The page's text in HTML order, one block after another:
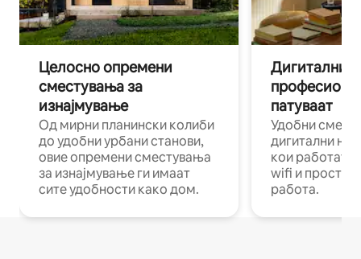
Целосно опремени
сместувања за
изнајмување
Од мирни планински колиби
до удобни урбани станови,
овие опремени сместувања
за изнајмување ги имаат
сите удобности како дом.
Дигитални
патуваат
Удобни
дигитални
кои работат
wifi и
работа.